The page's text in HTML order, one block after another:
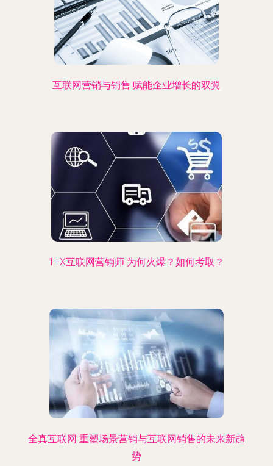
互联网营销与销售 赋能企业增长的双翼
1+X互联网营销师 为何火爆？如何考取？
全真互联网 重塑场景营销与互联网销售的未来新趋
势